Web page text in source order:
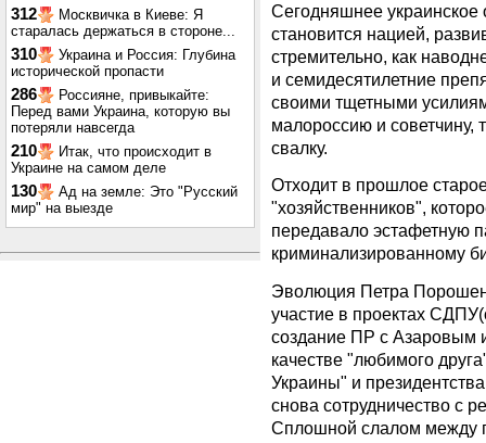
312
Москвичка в Киеве: Я
старалась держаться в стороне...
310
Украина и Россия: Глубина
исторической пропасти
286
Россияне, привыкайте:
Перед вами Украина, которую вы
потеряли навсегда
210
Итак, что происходит в
Украине на самом деле
130
Ад на земле: Это "Русский
мир" на выезде
Сегодняшнее
становится нацией,
стремительно, как
и семидесятилетние
своими тщетными
малороссию и советчину,
свалку.
Отходит в прошлое
"хозяйственников",
передавало эстафетную
криминализированному
Эволюция Петра
участие в проектах
создание ПР с Азаровым
качестве "любимого
Украины" и
снова сотрудничество с
Сплошной слалом между